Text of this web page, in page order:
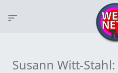
Susann Witt-Stahl: